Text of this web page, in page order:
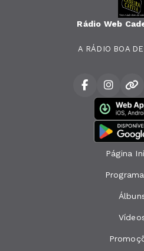
Rádio Web
A RÁDIO BOA
Página